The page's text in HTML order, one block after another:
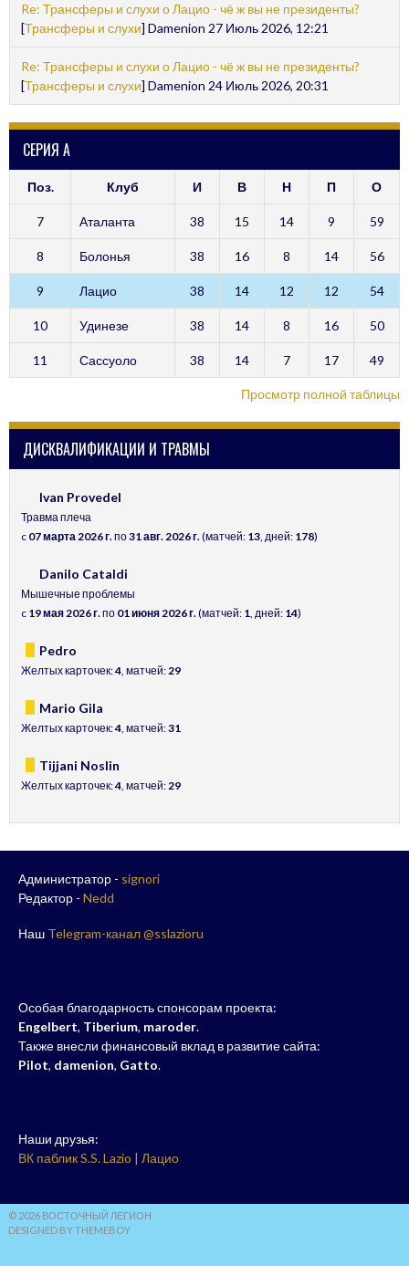
Re: Трансферы и слухи о Лацио - чё ж вы не президенты?
[Трансферы и слухи] Damenion 27 Июль 2026, 12:21
Re: Трансферы и слухи о Лацио - чё ж вы не президенты?
[Трансферы и слухи] Damenion 24 Июль 2026, 20:31
СЕРИЯ А
Поз. Клуб И В Н П О
7 Аталанта 38 15 14 9 59
8 Болонья 38 16 8 14 56
9 Лацио 38 14 12 12 54
10 Удинезе 38 14 8 16 50
11 Сассуоло 38 14 7 17 49
Просмотр полной таблицы
ДИСКВАЛИФИКАЦИИ И ТРАВМЫ
Ivan Provedel
Травма плеча
c 07 марта 2026 г.по31 авг. 2026 г.(матчей: 13, дней: 178)
Danilo Cataldi
Мышечные проблемы
c 19 мая 2026 г.по 01 июня 2026 г.(матчей: 1, дней: 14)
Pedro
Желтых карточек:4, матчей:29
Mario Gila
Желтых карточек:4, матчей:31
Tijjani Noslin
Желтых карточек:4, матчей:29
Администратор - signori
Редактор - Nedd
Наш Telegram-канал @sslazioru
Особая благодарность спонсорам проекта:
Engelbert, Tiberium, maroder.
Также внесли финансовый вклад в развитие сайта:
Pilot, damenion, Gatto.
Наши друзья:
ВК паблик S.S. Lazio | Лацио
© 2026 ВОСТОЧНЫЙ ЛЕГИОН
DESIGNED BY THEMEBOY